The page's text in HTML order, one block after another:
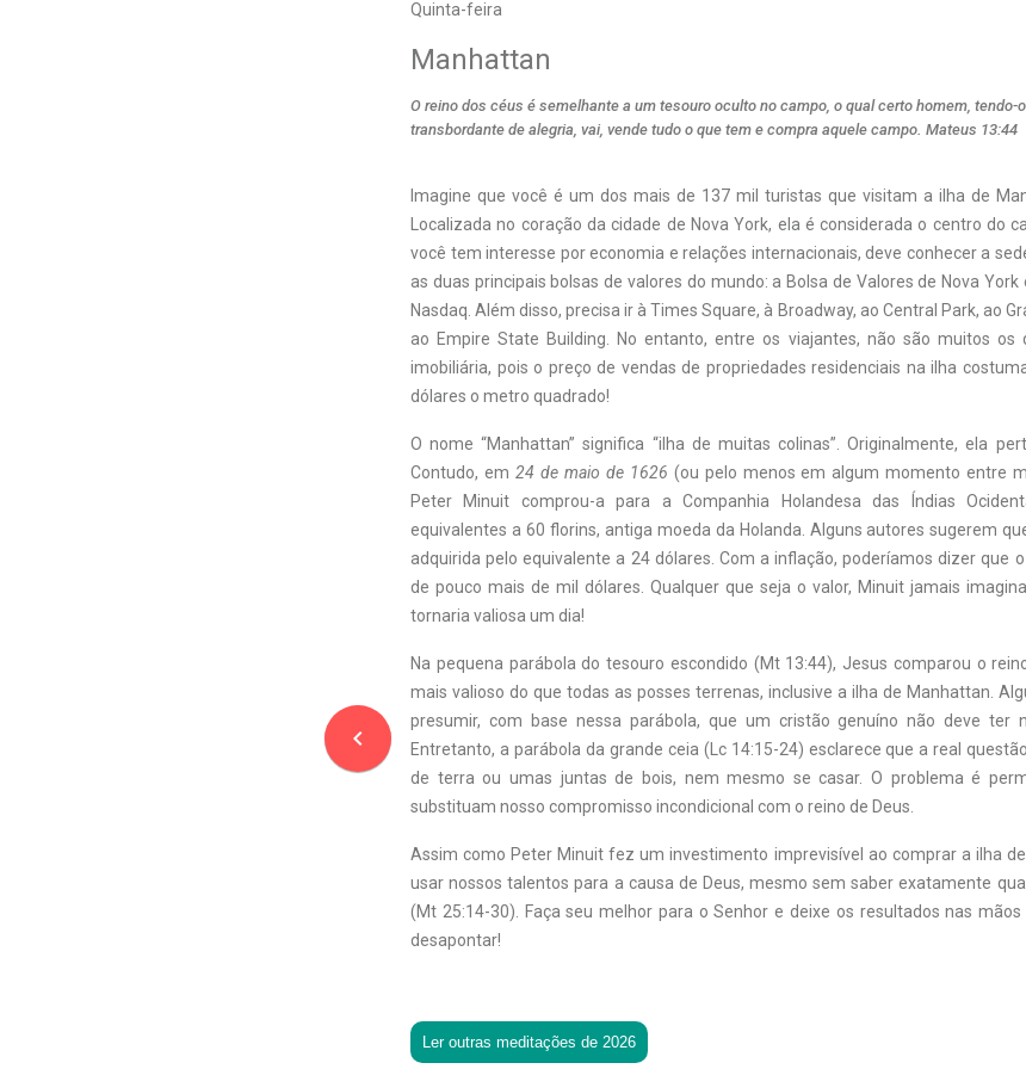
Quinta-feira
navigate_before
Manhattan
O reino dos céus é semelhante a um tesouro oculto no campo, o qual certo homem, tendo-
transbordante de alegria, vai, vende tudo o que tem e compra aquele campo. Mateus 13:44
magine que você é um dos mais de 137 mil turistas que visitam a ilha de
Localizada no coração da cidade de Nova York, ela é considerada o centro do
você tem interesse por economia e relações internacionais, deve conhecer a
as duas principais bolsas de valores do mundo: a Bolsa de Valores de Nova
Nasdaq. Além disso, precisa ir à Times Square, à Broadway, ao Central Park, ao
ao Empire State Building. No entanto, entre os viajantes, não são muitos os
imobiliária, pois o preço de vendas de propriedades residenciais na ilha
dólares o metro quadrado!
O nome “Manhattan” significa “ilha de muitas colinas”. Originalmente, ela
Contudo, em 24 de maio de 1626 (ou pelo menos em algum momento entre
Peter Minuit comprou-a para a Companhia Holandesa das Índias
equivalentes a 60 florins, antiga moeda da Holanda. Alguns autores sugerem
adquirida pelo equivalente a 24 dólares. Com a inflação, poderíamos dizer que
de pouco mais de mil dólares. Qualquer que seja o valor, Minuit jamais
tornaria valiosa um dia!
Na pequena parábola do tesouro escondido (Mt 13:44), Jesus comparou o
mais valioso do que todas as posses terrenas, inclusive a ilha de Manhattan.
presumir, com base nessa parábola, que um cristão genuíno não deve ter
Entretanto, a parábola da grande ceia (Lc 14:15-24) esclarece que a real
de terra ou umas juntas de bois, nem mesmo se casar. O problema é
substituam nosso compromisso incondicional com o reino de Deus.
Assim como Peter Minuit fez um investimento imprevisível ao comprar a ilha
usar nossos talentos para a causa de Deus, mesmo sem saber exatamente
(Mt 25:14-30). Faça seu melhor para o Senhor e deixe os resultados nas mãos
desapontar!
Ler outras meditações de 2026